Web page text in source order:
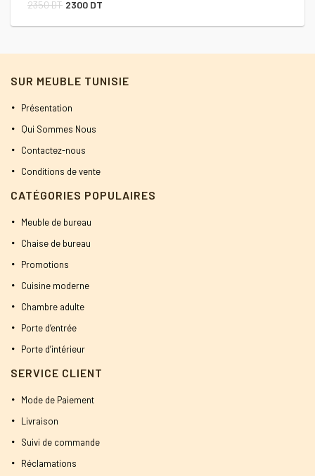
2350DT Le
prix
2350 DT.
2300 DT
prix
2300 DT.
SUR MEUBLE TUNISIE
Présentation
Qui Sommes Nous
Contactez-nous
Conditions de vente
CATÉGORIES POPULAIRES
Meuble de bureau
Chaise de bureau
Promotions
Cuisine moderne
Chambre adulte
Porte d’entrée
Porte d’intérieur
SERVICE CLIENT
Mode de Paiement
Livraison
Suivi de commande
Réclamations